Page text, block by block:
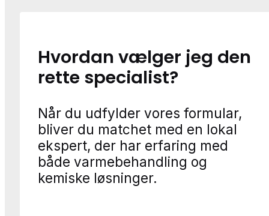
Hvordan vælger jeg den
rette specialist?
Når du udfylder vores formular,
bliver du matchet med en lokal
ekspert, der har erfaring med
både varmebehandling og
kemiske løsninger.